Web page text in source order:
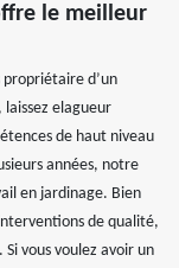
le meilleur
propriétaire d’un
elagueur
de haut niveau
années, notre
en jardinage. Bien
de qualité,
vous voulez avoir un